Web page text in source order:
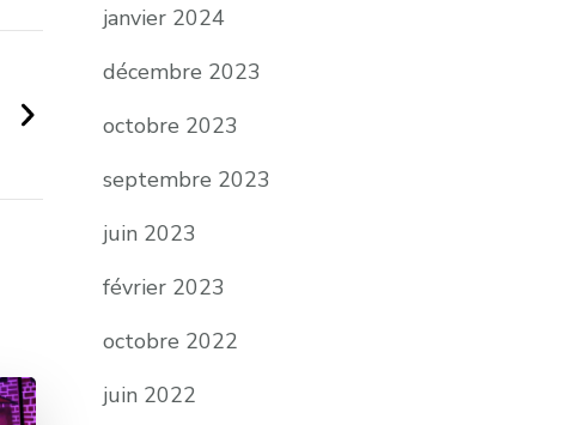
janvier 2024
décembre 2023
octobre 2023
septembre 2023
juin 2023
février 2023
octobre 2022
juin 2022